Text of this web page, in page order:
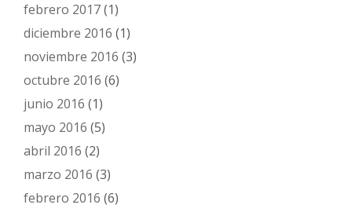
febrero 2017(1)
diciembre 2016 (1)
noviembre 2016 (3)
octubre 2016 (6)
junio 2016 (1)
mayo 2016 (5)
abril 2016 (2)
marzo 2016 (3)
febrero 2016 (6)